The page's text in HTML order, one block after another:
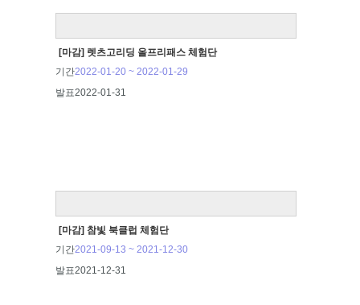
[마감] 렛츠고리딩 올프리패스 체험단
기간2022-01-20 ~ 2022-01-29
발표2022-01-31
[마감] 참빛 북클럽 체험단
기간2021-09-13 ~ 2021-12-30
발표2021-12-31